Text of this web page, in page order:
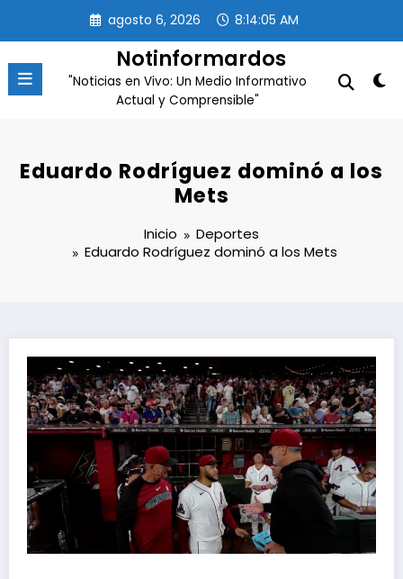
contenido
agosto 6, 2026 8:14:06 AM
Notinformardos
"Noticias en Vivo: Un Medio Informativo
Actual y Comprensible"
Eduardo Rodríguez dominó a los
Mets
Inicio
Deportes
Eduardo Rodríguez dominó a los Mets